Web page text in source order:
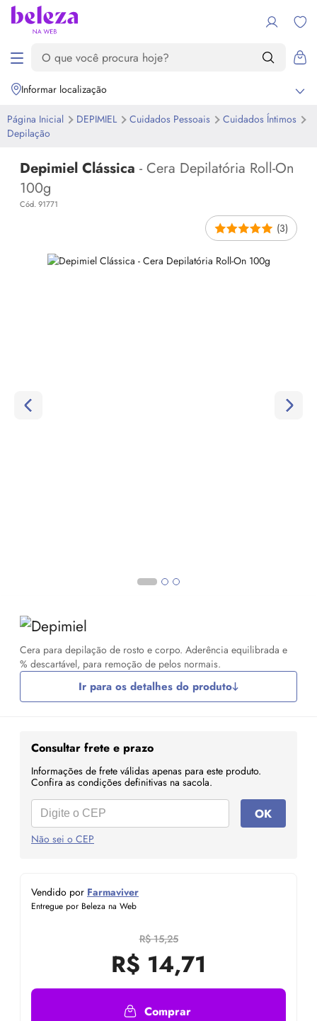
Informar localização
Página Inicial DEPIMIEL Cuidados Pessoais
Cuidados Íntimos
Depilação
Depimiel Clássica - Cera Depilatória Roll-On
100g
Cód. 91771
(3)
Cera para depilação de rosto e corpo. Aderência equilibrada e
% descartável, para remoção de pelos normais.
Ir para os detalhes do produto
Consultar frete e prazo
Informações de frete válidas apenas para este produto.
Confira as condições definitivas na sacola.
OK
Não sei o CEP
Vendido por Farmaviver
Entregue por Beleza na Web
R$ 15,25
R$ 14,71
Comprar